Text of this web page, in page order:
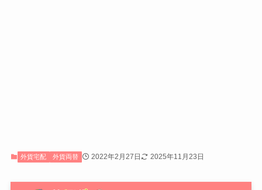
外貨宅配 外貨両替 2022年2月27日 2025年11月23日